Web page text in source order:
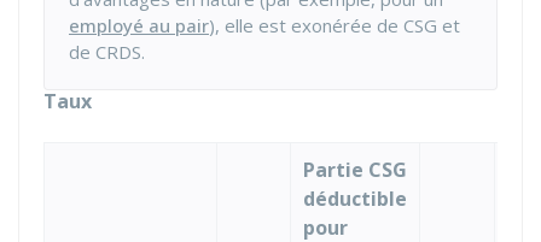
employé au pair), elle est exonérée de CSG et
de CRDS.
Taux
Partie CSG
déductible
pour